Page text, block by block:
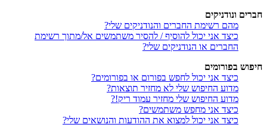
חברים ונודניקים
מהם רשימת החברים והנודניקים שלי?
כיצד אני יכול להוסיף / להסיר משתמשים אל/מתוך רשימת
החברים או הנודניקים שלי?
חיפוש בפורומים
כיצד אני יכול לחפש בפורום או בפורומים?
מדוע החיפוש שלי לא מחזיר תוצאות?
מדוע החיפוש שלי מחזיר עמוד ריק!?
כיצד אני מחפש משתמשים?
כיצד אני יכול למצוא את ההודעות והנושאים שלי?